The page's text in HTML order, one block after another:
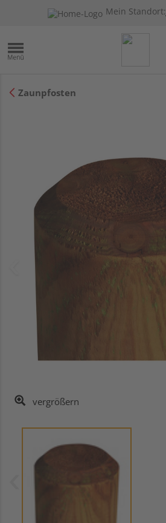
Mein Standort:
Zaunpfosten
vergrößern